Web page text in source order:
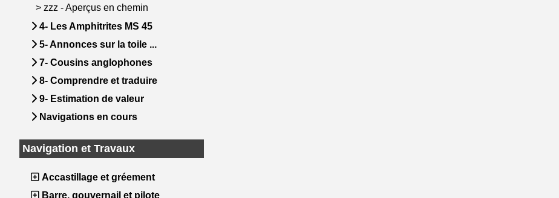
> zzz - Aperçus en chemin
4- Les Amphitrites MS 45
5- Annonces sur la toile ...
7- Cousins anglophones
8- Comprendre et traduire
9- Estimation de valeur
Navigations en cours
Navigation et Travaux
Accastillage et gréement
Barre, gouvernail et pilote